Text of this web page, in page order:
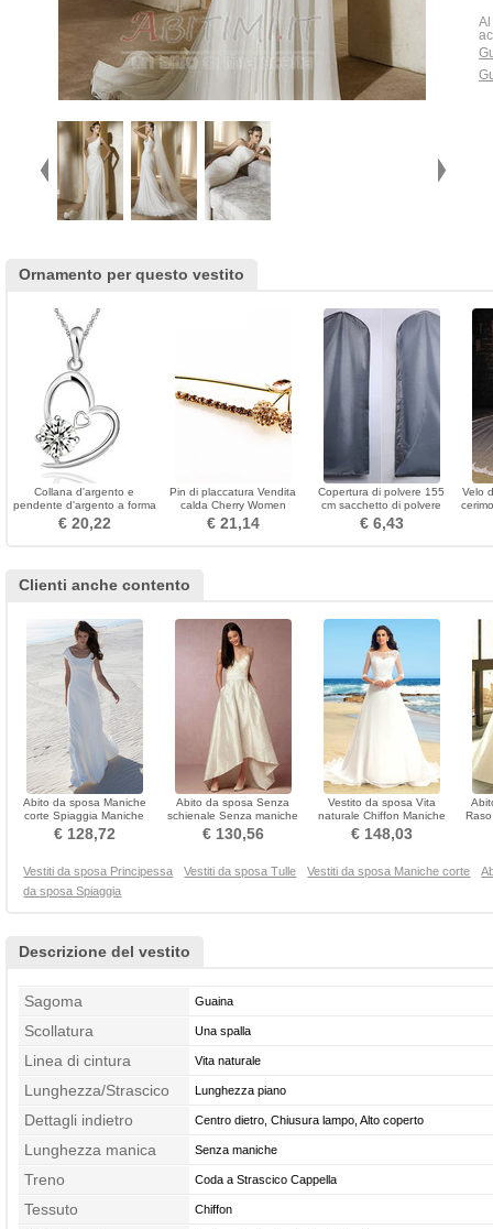
Al
Ornamento per questo vestito
Collana d'argento e
pendente d'argento a forma
di cuore viola delle donne
€ 20,22
Pin di placcatura Vendita
calda Cherry Women
Brooch
€ 21,14
Copertura di polvere 155
cm sacchetto di polvere
trasparente d'argento del
vestito da cerimonia nuziale
€ 6,43
Velo
Clienti anche contento
Abito da sposa Maniche
corte Spiaggia Maniche
cotta Coda A Strascico
Cappella
€ 128,72
Abito da sposa Senza
schienale Senza maniche
Medio Asimmetrico
€ 130,56
Vestito da sposa Vita
naturale Chiffon Maniche
mezze Increspato
€ 148,03
Vestiti da sposa Principessa Vestiti da sposa Tulle Vestiti da sposa Maniche corte
da sposa Spiaggia
Descrizione del vestito
Sagoma Guaina
Scollatura Una spalla
Linea di cintura Vita naturale
Lunghezza/Strascico Lunghezza piano
Dettagli indietro Centro dietro, Chiusura lampo, Alto coperto
Lunghezza manica Senza maniche
Treno Coda a Strascico Cappella
Tessuto Chiffon